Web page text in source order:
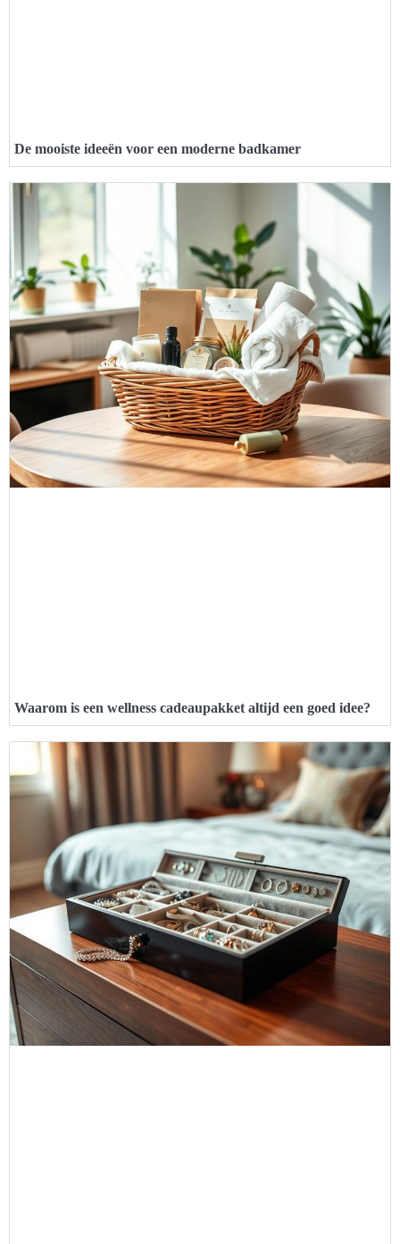
De mooiste ideeën voor een moderne badkamer
Waarom is een wellness cadeaupakket altijd een goed idee?